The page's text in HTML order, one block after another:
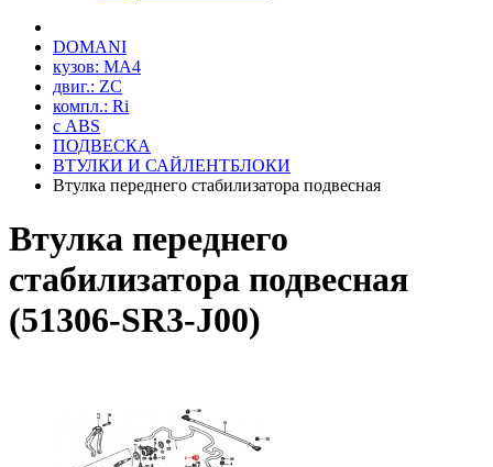
DOMANI
кузов: MA4
двиг.: ZC
компл.: Ri
с ABS
ПОДВЕСКА
ВТУЛКИ И САЙЛЕНТБЛОКИ
Втулка переднего стабилизатора подвесная
Втулка переднего
стабилизатора подвесная
(51306-SR3-J00)